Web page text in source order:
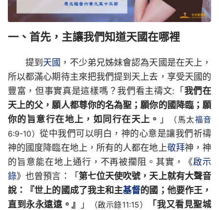
一、首先，主讓我們知道天國在哪裡
提到 天國 ，不少弟兄姊妹會認為天國是在天上，
所以都滿心期待主來把我們提到天上去，享受天國的
豐富，但事實真是這樣嗎？我們看主禱文:「 我們在
天上的父，願人都尊你的名為聖；願你的國降臨；願
你的旨意行在地上，如同行在天上。 」 （馬太福音
6:9-10） 從中我們可以明白，神的心意是讓我們祈禱
神的國度降臨在地上，所有的人都在地上敬拜神，神
的旨意能在地上通行，不再被攔阻。其實，《啟示
錄》也曾預言：「 第七位天使吹號，天上就有大聲音
說：『世上的國成了我主和主基督的國；他要作王，
直到永永遠遠。』
」 （啟示錄11:15）
「我又看見聖城